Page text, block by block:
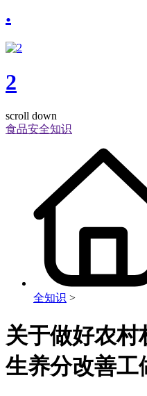
.
2
scroll down
食品安全知识
全知识 >
关于做好农
生养分改善工